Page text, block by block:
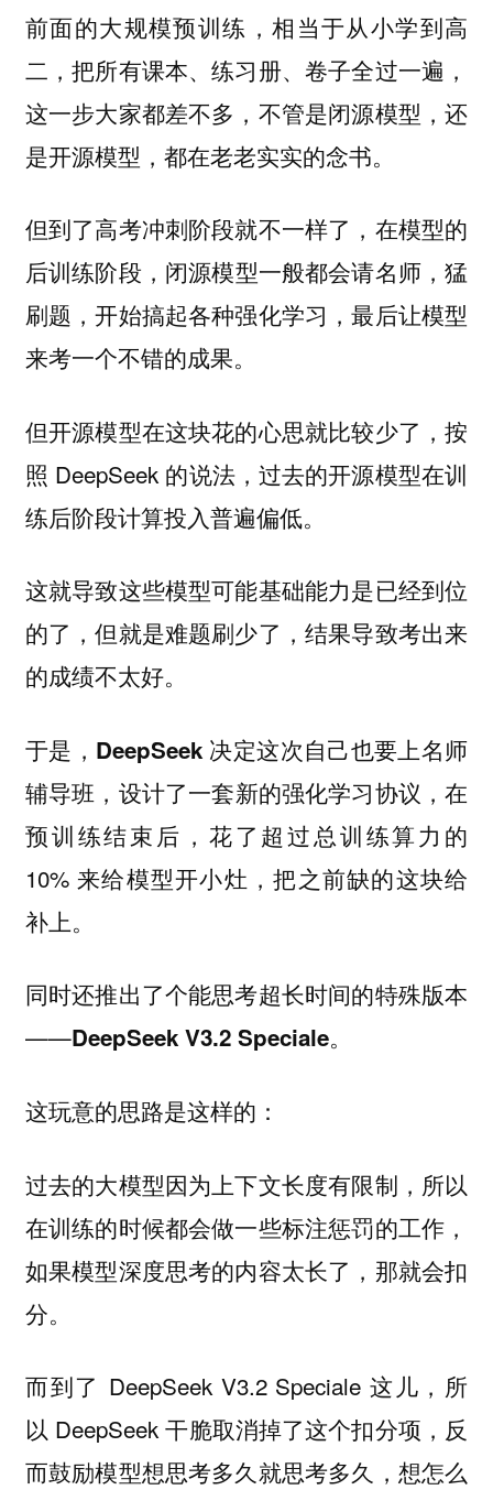
前面的大规模预训练，相当于从小学到高
二，把所有课本、练习册、卷子全过一遍，
这一步大家都差不多，不管是闭源模型，还
是开源模型，都在老老实实的念书。
但到了高考冲刺阶段就不一样了，在模型的
后训练阶段， 闭源模型一般都会请名师，猛
刷题，开始搞起各种强化学习，最后让模型
来考一个不错的成果。
但开源模型在这块花的心思就比较少了，按
照 DeepSeek 的说法，过去的开源模型在训
练后阶段计算投入普遍偏低。
这就导致这些模型可能基础能力是已经到位
的了，但就是难题刷少了，结果导致考出来
的成绩不太好。
于是， DeepSeek 决定这次自己也要上名师
辅导班， 设计了一套新的强化学习协议，在
预训练结束后，花了超过总训练算力的
10% 来给模型开小灶，把之前缺的这块给
补上。
同时还推出了个能思考超长时间的特殊版本
——DeepSeek V3.2 Speciale。
这玩意的思路是这样的：
过去的大模型因为上下文长度有限制，所以
在训练的时候都会做一些标注惩罚的工作，
如果模型深度思考的内容太长了，那就会扣
分。
而到了 DeepSeek V3.2 Speciale 这儿，所
以 DeepSeek 干脆取消掉了这个扣分项， 反
而鼓励模型想思考多久就思考多久，想怎么